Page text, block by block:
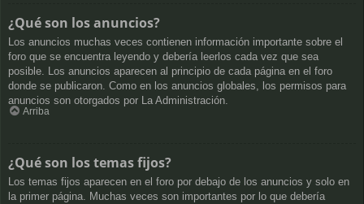
¿Qué son los anuncios?
Los anuncios muchas veces contienen información importante sobre el
foro que se encuentra leyendo y debería leerlos cada vez que sea
posible. Los anuncios aparecen al principio de cada página en el foro
donde se publicaron. Como en los anuncios globales, los permisos para
anuncios son otorgados por La Administración.
Arriba
¿Qué son los temas fijos?
Los temas fijos aparecen en el foro por debajo de los anuncios y solo en
la primer página. Muchas veces son importantes por lo que debería